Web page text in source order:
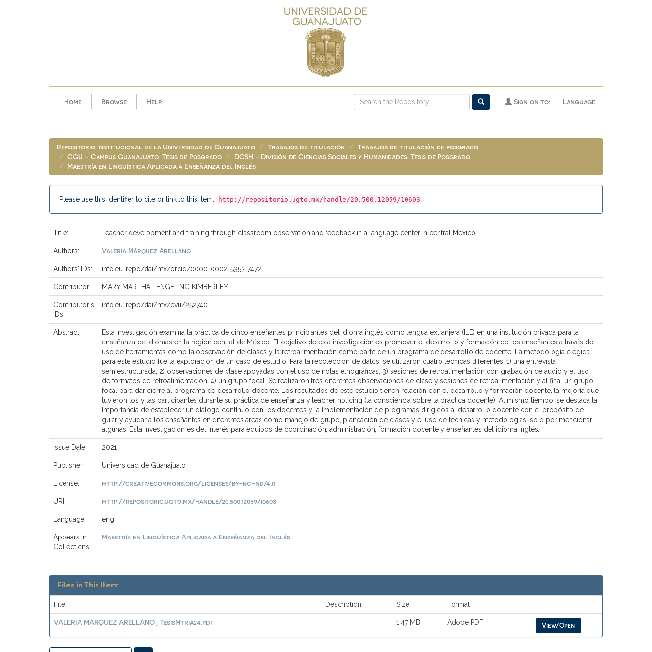
Home Browse Help Language
Sign on to:
Repositorio Institucional de la Universidad de Guanajuato Trabajos de titulación
Trabajos de titulación de posgrado
CGU - Campus Guanajuato. Tesis de Posgrado
DCSH - División de Ciencias Sociales y Humanidades. Tesis de Posgrado
Maestría en Lingüística Aplicada a Enseñanza del Inglés
Please use this identifier to cite or link to this item: http://repositorio.ugto.mx/handle/20.500.12059/10603
Title: Teacher development and training through classroom observation and feedback in a language center in central Mexico
Authors: Valeria Márquez Arellano
Authors' IDs: info:eu-repo/dai/mx/orcid/0000-0002-5353-7472
Contributor: MARY MARTHA LENGELING KIMBERLEY
Contributor's
IDs:
info:eu-repo/dai/mx/cvu/252740
Abstract:
Esta investigación examina la práctica de cinco enseñantes principiantes del idioma inglés como lengua extranjera (ILE) en una institución privada para la
enseñanza de idiomas en la región central de México. El objetivo de esta investigación es promover el desarrollo y formación de los enseñantes a través del
uso de herramientas como la observación de clases y la retroalimentación como parte de un programa de desarrollo de docente. La metodología elegida
para este estudio fue la exploración de un caso de estudio. Para la recolección de datos, se utilizaron cuatro técnicas diferentes: 1) una entrevista
semiestructurada; 2) observaciones de clase apoyadas con el uso de notas etnográficas; 3) sesiones de retroalimentación con grabación de audio y el uso
de formatos de retroalimentación; 4) un grupo focal. Se realizaron tres diferentes observaciones de clase y sesiones de retroalimentación y al final un grupo
focal para dar cierre al programa de desarrollo docente. Los resultados de este estudio tienen relación con el desarrollo y formación docente, la mejoría que
tuvieron los y las participantes durante su práctica de enseñanza y teacher noticing (la consciencia sobre la práctica docente). Al mismo tiempo, se destaca la
importancia de establecer un diálogo continuo con los docentes y la implementación de programas dirigidos al desarrollo docente con el propósito de
guiar y ayudar a los enseñantes en diferentes áreas como manejo de grupo, planeación de clases y el uso de técnicas y metodologías, solo por mencionar
algunas. Esta investigación es del interés para equipos de coordinación, administración, formación docente y enseñantes del idioma inglés.
Issue Date: 2021
Publisher: Universidad de Guanajuato
License: http://creativecommons.org/licenses/by-nc-nd/4.0
URI: http://repositorio.ugto.mx/handle/20.500.12059/10603
Language: eng
Appears in
Collections:
Maestría en Lingüística Aplicada a Enseñanza del Inglés
Files in This Item:
File Description Size Format
VALERIA MÁRQUEZ ARELLANO_TesisMtria24.pdf 1.47 MB Adobe PDF View/Open